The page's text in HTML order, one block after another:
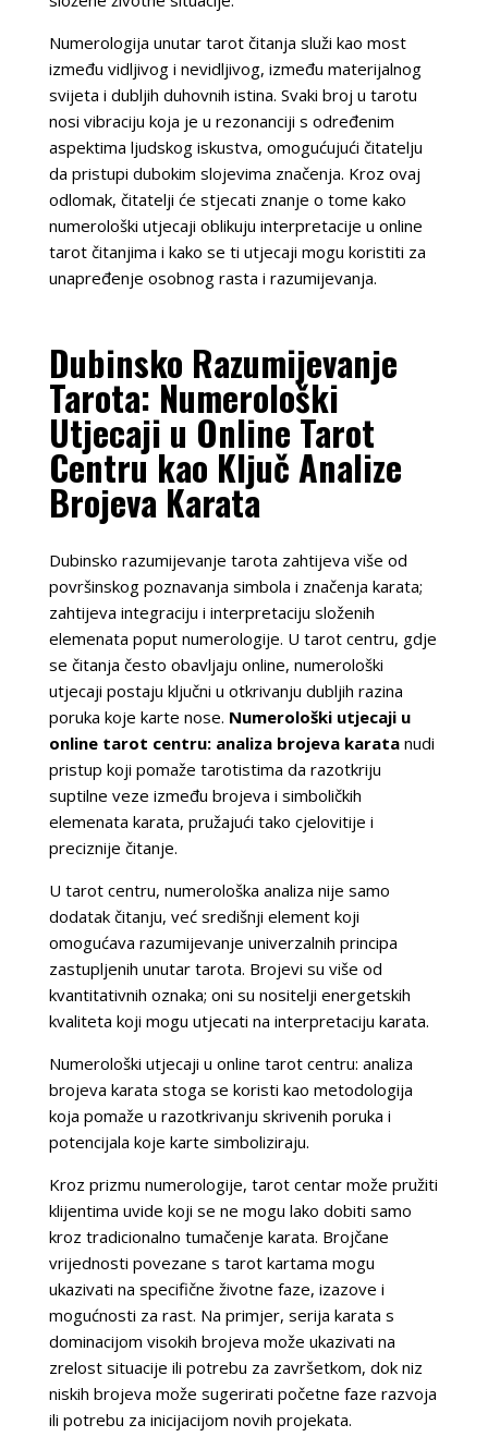
Numerologija unutar tarot čitanja služi kao most
između vidljivog i nevidljivog, između materijalnog
svijeta i dubljih duhovnih istina. Svaki broj u tarotu
nosi vibraciju koja je u rezonanciji s određenim
aspektima ljudskog iskustva, omogućujući čitatelju
da pristupi dubokim slojevima značenja. Kroz ovaj
odlomak, čitatelji će stjecati znanje o tome kako
numerološki utjecaji oblikuju interpretacije u online
tarot čitanjima i kako se ti utjecaji mogu koristiti za
unapređenje osobnog rasta i razumijevanja.
Dubinsko Razumijevanje
Tarota: Numerološki
Utjecaji u Online Tarot
Centru kao Ključ Analize
Brojeva Karata
Dubinsko razumijevanje tarota zahtijeva više od
površinskog poznavanja simbola i značenja karata;
zahtijeva integraciju i interpretaciju složenih
elemenata poput numerologije. U tarot centru, gdje
se čitanja često obavljaju online, numerološki
utjecaji postaju ključni u otkrivanju dubljih razina
poruka koje karte nose. Numerološki utjecaji u
online tarot centru: analiza brojeva karatanudi
pristup koji pomaže tarotistima da razotkriju
suptilne veze između brojeva i simboličkih
elemenata karata, pružajući tako cjelovitije i
preciznije čitanje.
U tarot centru, numerološka analiza nije samo
dodatak čitanju, već središnji element koji
omogućava razumijevanje univerzalnih principa
zastupljenih unutar tarota. Brojevi su više od
kvantitativnih oznaka; oni su nositelji energetskih
kvaliteta koji mogu utjecati na interpretaciju karata.
Numerološki utjecaji u online tarot centru: analiza
brojeva karata stoga se koristi kao metodologija
koja pomaže u razotkrivanju skrivenih poruka i
potencijala koje karte simboliziraju.
Kroz prizmu numerologije, tarot centar može pružiti
klijentima uvide koji se ne mogu lako dobiti samo
kroz tradicionalno tumačenje karata. Brojčane
vrijednosti povezane s tarot kartama mogu
ukazivati na specifične životne faze, izazove i
mogućnosti za rast. Na primjer, serija karata s
dominacijom visokih brojeva može ukazivati na
zrelost situacije ili potrebu za završetkom, dok niz
niskih brojeva može sugerirati početne faze razvoja
ili potrebu za inicijacijom novih projekata.